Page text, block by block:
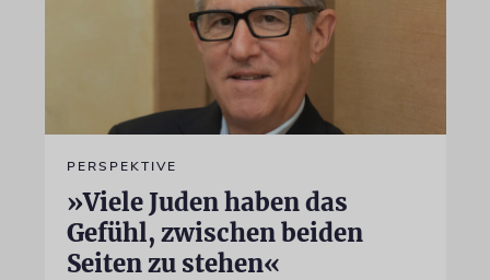
PERSPEKTIVE
»Viele Juden haben das
Gefühl, zwischen beiden
Seiten zu stehen«